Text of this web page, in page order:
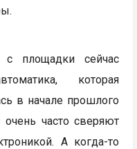
с площадки сейчас
которая
в начале прошлого
очень часто сверяют
А когда-то